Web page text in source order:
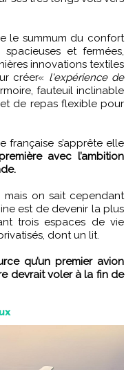
le summum du confort
et fermées,
innovations textiles
créer« l'expérience de
fauteuil inclinable
de repas flexible pour
française s’apprête elle
avec l’ambition
on sait cependant
est de devenir la plus
trois espaces de vie
dont un lit.
qu’un premier avion
devrait voler à la fin de